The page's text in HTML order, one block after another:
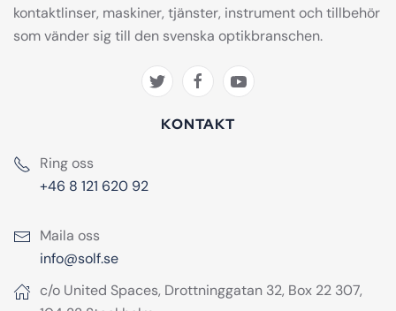
kontaktlinser, maskiner, tjänster, instrument och tillbehör
som vänder sig till den svenska optikbranschen.
KONTAKT
Ring oss
+46 8 121 620 92
Maila oss
info@solf.se
c/o United Spaces, Drottninggatan 32, Box 22 307,